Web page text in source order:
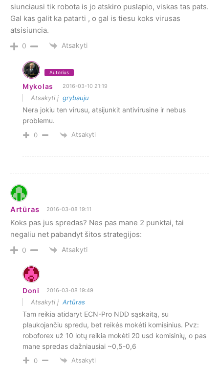
siunciausi tik robota is jo atskiro puslapio, viskas tas pats.
Gal kas galit ka patarti , o gal is tiesu koks virusas
atsisiuncia.
0 Atsakyti
Autorius
Mykolas 2016-03-10 21:19
Atsakyti į grybauju
Nera jokiu ten virusu, atsijunkit antivirusine ir nebus
problemu.
0 Atsakyti
Artūras 2016-03-08 19:11
Koks pas jus spredas? Nes pas mane 2 punktai, tai
negaliu net pabandyt šitos strategijos:
0 Atsakyti
Doni 2016-03-08 19:49
Atsakyti į Artūras
Tam reikia atidaryt ECN-Pro NDD sąskaitą, su
plaukojančiu spredu, bet reikės mokėti komisinius. Pvz:
roboforex už 10 lotų reikia mokėti 20 usd komisinių, o pas
mane spredas dažniausiai ~0,5-0,6
0 Atsakyti